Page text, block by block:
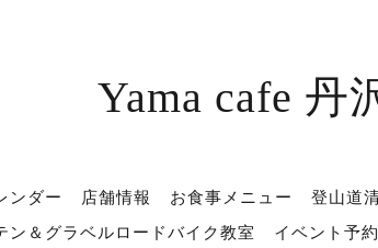
Yama cafe 丹
ンダー 店舗情報 お食事メニュー 登山道
ン＆グラベルロードバイク教室
イベント予約